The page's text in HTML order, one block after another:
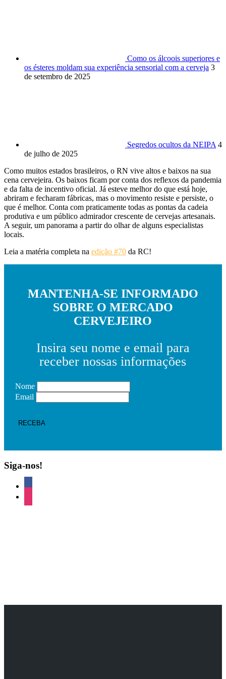
Como os álcoois superiores e
os ésteres moldam sua experiência sensorial com a cerveja 3
de setembro de 2025
Segredos ocultos da NEIPA 4
de julho de 2025
Como muitos estados brasileiros, o RN vive altos e baixos na sua
cena cervejeira. Os baixos ficam por conta dos reflexos da pandemia
e da falta de incentivo oficial. Já esteve melhor do que está hoje,
abriram e fecharam fábricas, mas o movimento resiste e persiste, o
que é melhor. Conta com praticamente todas as pontas da cadeia
produtiva e um público admirador crescente de cervejas artesanais.
A seguir, um panorama a partir do olhar de alguns especialistas
locais.
Leia a matéria completa na edição #70 da RC!
MANTENHA-SE INFORMADO
SOBRE O MERCADO
CERVEJEIRO
Insira seu nome e email para
receber nossas informações
Nome
Email
Siga-nos!